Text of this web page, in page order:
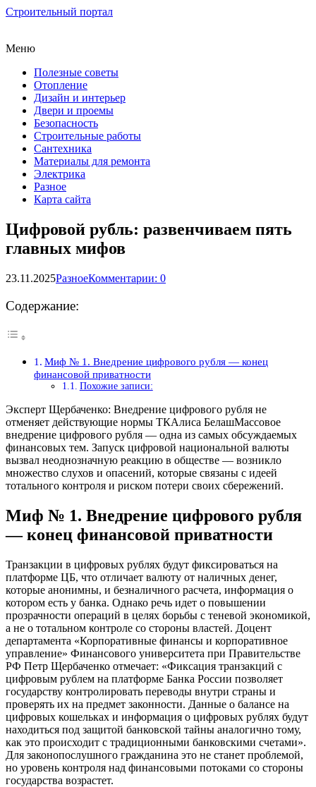
Строительный портал
Меню
Полезные советы
Отопление
Дизайн и интерьер
Двери и проемы
Безопасность
Строительные работы
Сантехника
Материалы для ремонта
Электрика
Разное
Карта сайта
Цифровой рубль: развенчиваем пять
главных мифов
23.11.2025РазноеКомментарии: 0
Содержание:
Миф № 1. Внедрение цифрового рубля — конец
финансовой приватности
Похожие записи:
Эксперт Щербаченко: Внедрение цифрового рубля не
отменяет действующие нормы ТКАлиса БелашМассовое
внедрение цифрового рубля — одна из самых обсуждаемых
финансовых тем. Запуск цифровой национальной валюты
вызвал неоднозначную реакцию в обществе — возникло
множество слухов и опасений, которые связаны с идеей
тотального контроля и риском потери своих сбережений.
Миф № 1. Внедрение цифрового рубля
— конец финансовой приватности
Транзакции в цифровых рублях будут фиксироваться на
платформе ЦБ, что отличает валюту от наличных денег,
которые анонимны, и безналичного расчета, информация о
котором есть у банка. Однако речь идет о повышении
прозрачности операций в целях борьбы с теневой экономикой,
а не о тотальном контроле со стороны властей. Доцент
департамента «Корпоративные финансы и корпоративное
управление» Финансового университета при Правительстве
РФ Петр Щербаченко отмечает: «Фиксация транзакций с
цифровым рублем на платформе Банка России позволяет
государству контролировать переводы внутри страны и
проверять их на предмет законности. Данные о балансе на
цифровых кошельках и информация о цифровых рублях будут
находиться под защитой банковской тайны аналогично тому,
как это происходит с традиционными банковскими счетами».
Для законопослушного гражданина это не станет проблемой,
но уровень контроля над финансовыми потоками со стороны
государства возрастет.